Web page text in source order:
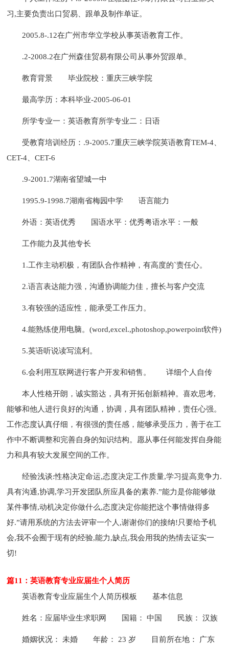
习,主要负责出口贸易、跟单及制作单证。
2005.8-.12在广州市华立学校从事英语教育工作。
.2-2008.2在广州森佳贸易有限公司从事外贸跟单。
教育背景 毕业院校：重庆三峡学院
最高学历：本科毕业-2005-06-01
所学专业一：英语教育所学专业二：日语
受教育培训经历：.9-2005.7重庆三峡学院英语教育TEM-4、
CET-4、CET-6
.9-2001.7湖南省望城一中
1995.9-1998.7湖南省梅园中学 语言能力
外语：英语优秀 国语水平：优秀粤语水平：一般
工作能力及其他专长
1.工作主动积极，有团队合作精神，有高度的`责任心。
2.语言表达能力强，沟通协调能力佳，擅长与客户交流
3.有较强的适应性，能承受工作压力。
4.能熟练使用电脑。(word,excel.,photoshop,powerpoint软件)
5.英语听说读写流利。
6.会利用互联网进行客户开发和销售。 详细个人自传
本人性格开朗，诚实豁达，具有开拓创新精神。喜欢思考,
能够和他人进行良好的沟通，协调，具有团队精神，责任心强。
工作态度认真仔细，有很强的责任感，能够承受压力，善于在工
作中不断调整和完善自身的知识结构。愿从事任何能发挥自身能
力和具有较大发展空间的工作。
经验浅谈:性格决定命运,态度决定工作质量,学习提高竟争力.
具有沟通,协调,学习开发团队所应具备的素养.”能力是你能够做
某件事情,动机决定你做什么,态度决定你能把这个事情做得多
好.”请用系统的方法去评审一个人,谢谢你们的接纳!只要给予机
会,我不会囿于现有的经验,能力,缺点,我会用我的热情去证实一
切!
篇11：英语教育专业应届生个人简历
英语教育专业应届生个人简历模板
基本信息
姓名：应届毕业生求职网 国籍： 中国 民族： 汉族
婚姻状况： 未婚 年龄： 23 岁 目前所在地： 广东